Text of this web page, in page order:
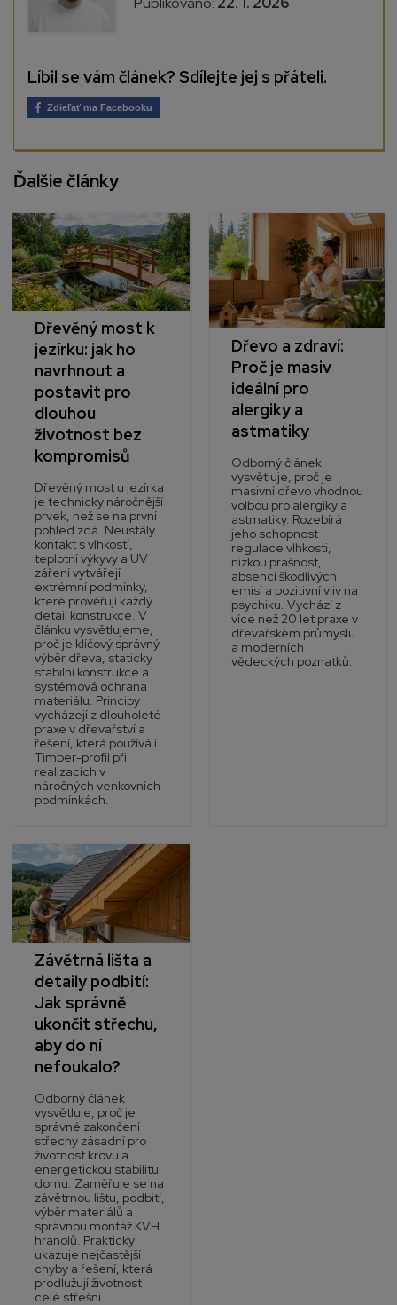
Líbil se vám článek? Sdílejte jej s přáteli.
Zdieľať ma Facebooku
Ďalšie články
Dřevěný most k
jezírku: jak ho
navrhnout a
postavit pro
dlouhou
životnost bez
kompromisů
Dřevěný most u jezírka
je technicky náročnější
prvek, než se na první
pohled zdá. Neustálý
kontakt s vlhkostí,
teplotní výkyvy a UV
záření vytvářejí
extrémní podmínky,
které prověřují každý
detail konstrukce. V
článku vysvětlujeme,
proč je klíčový správný
výběr dřeva, staticky
stabilní konstrukce a
systémová ochrana
materiálu. Principy
vycházejí z dlouholeté
praxe v dřevařství a
řešení, která používá i
Timber-profil při
realizacích v
náročných venkovních
podmínkách.
Dřevo a zdraví:
Proč je masiv
ideální pro
alergiky a
astmatiky
Odborný článek
vysvětluje, proč je
masivní dřevo vhodnou
volbou pro alergiky a
astmatiky. Rozebírá
jeho schopnost
regulace vlhkosti,
nízkou prašnost,
absenci škodlivých
emisí a pozitivní vliv na
psychiku. Vychází z
více než 20 let praxe v
dřevařském průmyslu
a moderních
vědeckých poznatků.
Závětrná lišta a
detaily podbití:
Jak správně
ukončit střechu,
aby do ní
nefoukalo?
Odborný článek
vysvětluje, proč je
správné zakončení
střechy zásadní pro
životnost krovu a
energetickou stabilitu
domu. Zaměřuje se na
závětrnou lištu, podbití,
výběr materiálů a
správnou montáž KVH
hranolů. Prakticky
ukazuje nejčastější
chyby a řešení, která
prodlužují životnost
celé střešní